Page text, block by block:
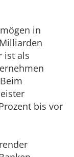
in
ist als
bis vor